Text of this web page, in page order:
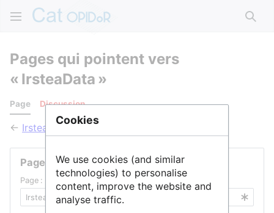
Pages qui pointent vers
« IrsteaData »
Page Discussion
← IrsteaData
Pages liées
Page :
Cookies
We use cookies (and similar
technologies) to personalise
content, improve the website and
analyse traffic.